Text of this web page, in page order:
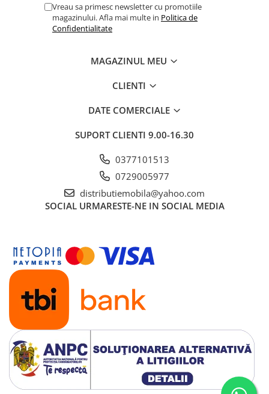
Vreau sa primesc newsletter cu promotiile
magazinului. Afla mai multe in Politica de
Confidentialitate
MAGAZINUL MEU
CLIENTI
DATE COMERCIALE
SUPORT CLIENTI 9.00-16.30
0377101513
0729005977
distributiemobila@yahoo.com
SOCIAL URMARESTE-NE IN SOCIAL MEDIA